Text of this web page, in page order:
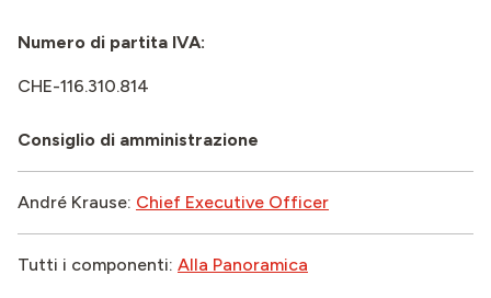
Numero di partita IVA:
CHE-116.310.814
Consiglio di amministrazione
André Krause: Chief Executive Officer
Tutti i componenti: Alla Panoramica